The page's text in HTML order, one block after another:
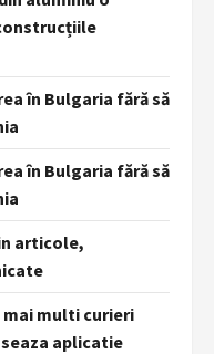
în Bulgaria fără să
în Bulgaria fără să
articole,
multi curieri
aplicatie